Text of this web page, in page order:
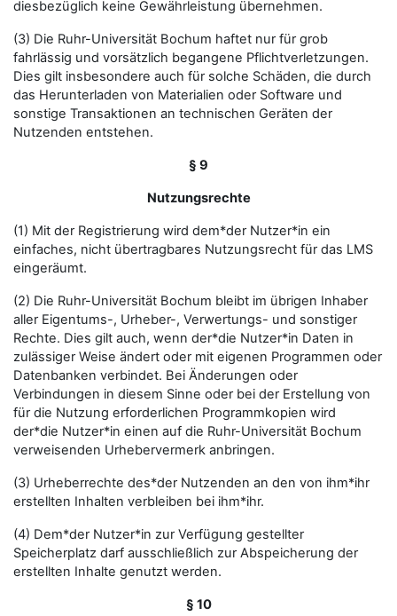
diesbezüglich keine Gewährleistung übernehmen.
(3) Die Ruhr-Universität Bochum haftet nur für grob
fahrlässig und vorsätzlich begangene Pflichtverletzungen.
Dies gilt insbesondere auch für solche Schäden, die durch
das Herunterladen von Materialien oder Software und
sonstige Transaktionen an technischen Geräten der
Nutzenden entstehen.
§ 9
Nutzungsrechte
(1) Mit der Registrierung wird dem*der Nutzer*in ein
einfaches, nicht übertragbares Nutzungsrecht für das LMS
eingeräumt.
(2) Die Ruhr-Universität Bochum bleibt im übrigen Inhaber
aller Eigentums-, Urheber-, Verwertungs- und sonstiger
Rechte. Dies gilt auch, wenn der*die Nutzer*in Daten in
zulässiger Weise ändert oder mit eigenen Programmen oder
Datenbanken verbindet. Bei Änderungen oder
Verbindungen in diesem Sinne oder bei der Erstellung von
für die Nutzung erforderlichen Programmkopien wird
der*die Nutzer*in einen auf die Ruhr-Universität Bochum
verweisenden Urhebervermerk anbringen.
(3) Urheberrechte des*der Nutzenden an den von ihm*ihr
erstellten Inhalten verbleiben bei ihm*ihr.
(4) Dem*der Nutzer*in zur Verfügung gestellter
Speicherplatz darf ausschließlich zur Abspeicherung der
erstellten Inhalte genutzt werden.
§ 10